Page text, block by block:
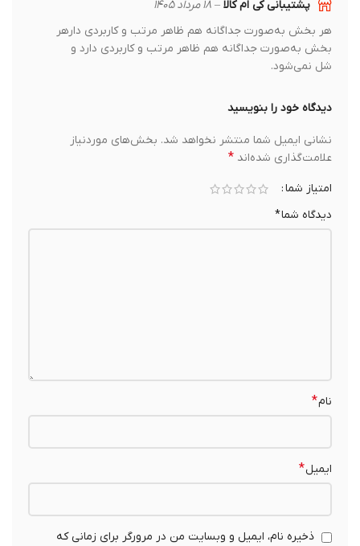
پشتیبانی کی ام کالا– ۱۸ مرداد ۱۴۰۵
هر بخش به‌صورت جداگانه هم ظاهر مرتب و کاربردی دارهر
بخش به‌صورت جداگانه هم ظاهر مرتب و کاربردی دارد و
شل نمی‌شود.
دیدگاه خود را بنویسید
نشانی ایمیل شما منتشر نخواهد شد. بخش‌های موردنیاز
علامت‌گذاری شده‌اند*
امتیاز شما
دیدگاه شما*
ایمیل*
ذخیره نام، ایمیل و وبسایت من در مرورگر برای زمانی که